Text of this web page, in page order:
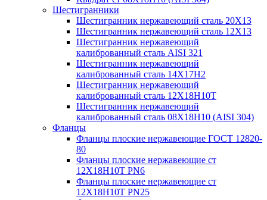
Шестигранники
Шестигранник нержавеющий сталь 20Х13
Шестигранник нержавеющий сталь 12Х13
Шестигранник нержавеющий
калиброванный сталь AISI 321
Шестигранник нержавеющий
калиброванный сталь 14Х17Н2
Шестигранник нержавеющий
калиброванный сталь 12Х18Н10Т
Шестигранник нержавеющий
калиброванный сталь 08Х18Н10 (AISI 304)
Фланцы
Фланцы плоские нержавеющие ГОСТ 12820-
80
Фланцы плоские нержавеющие ст
12Х18Н10Т PN6
Фланцы плоские нержавеющие ст
12Х18Н10Т PN25